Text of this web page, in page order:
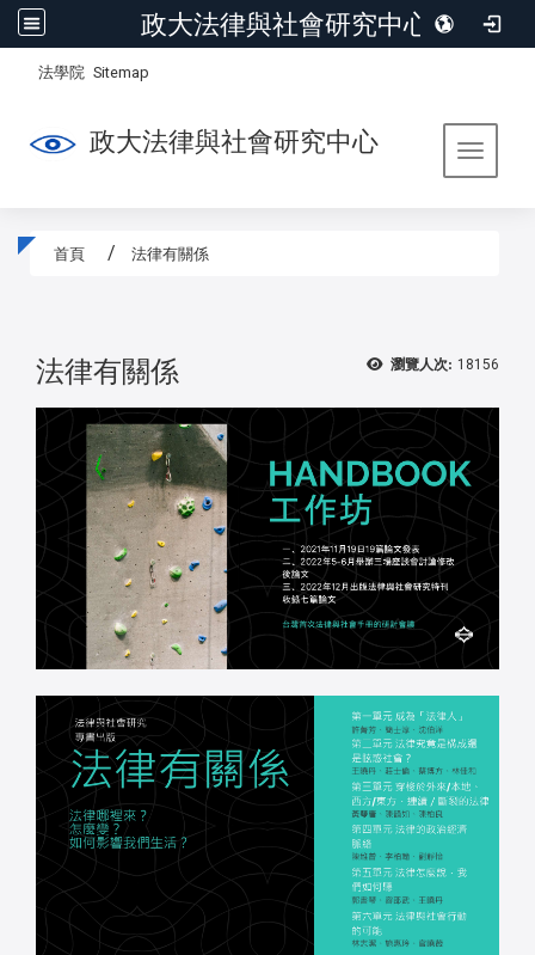
政大法律與社會研究中心
法學院 Sitemap
Toggle
政大法律與社會研究中心
首頁 法律有關係
瀏覽人次: 18156
法律有關係